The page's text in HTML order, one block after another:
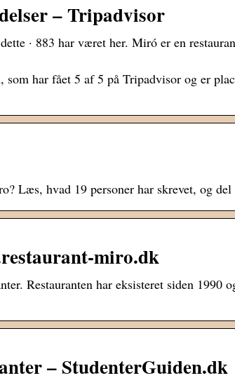
– Tripadvisor
· 883 har været her. Miró er en
har fået 5 af 5 på Tripadvisor og er
Læs, hvad 19 personer har skrevet, og del
miro.dk
Restauranten har eksisteret siden 1990
– StudenterGuiden.dk